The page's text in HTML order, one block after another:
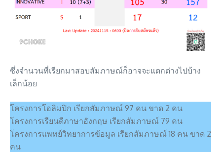
ซึ่งจำนวนที่เรียกมาสอบสัมภาษณ์ก็อาจจะแตกต่างไปบ้าง
เล็กน้อย
โครงการโอลิมปิก เรียกสัมภาษณ์ 97 คน ขาด 2 คน
โครงการเรียนดีภาษาอังกฤษ เรียกสัมภาษณ์ 79 คน
โครงการแพทย์วิทยาการข้อมูล เรียกสัมภาษณ์ 18 คน ขาด 2
คน